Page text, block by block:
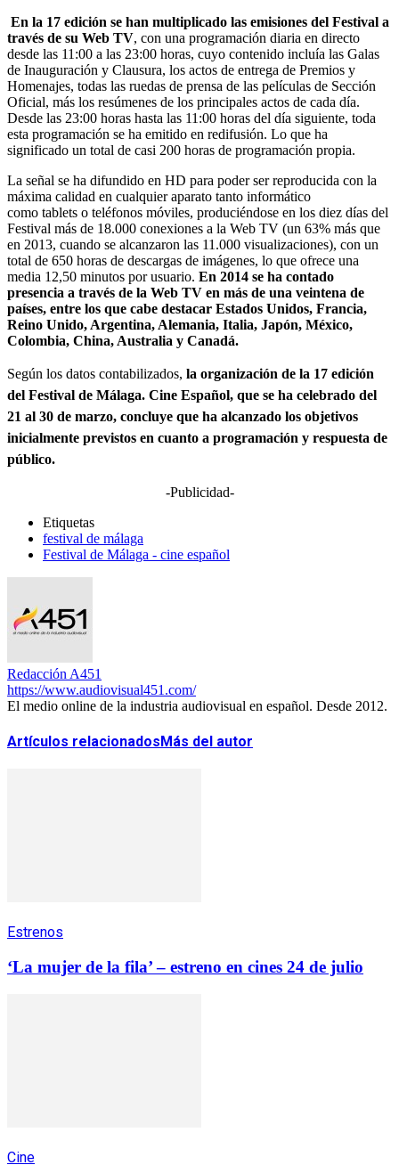
En la 17 edición se han multiplicado las emisiones del Festival a
través de su Web TV, con una programación diaria en directo
desde las 11:00 a las 23:00 horas, cuyo contenido incluía las Galas
de Inauguración y Clausura, los actos de entrega de Premios y
Homenajes, todas las ruedas de prensa de las películas de Sección
Oficial, más los resúmenes de los principales actos de cada día.
Desde las 23:00 horas hasta las 11:00 horas del día siguiente, toda
esta programación se ha emitido en redifusión. Lo que ha
significado un total de casi 200 horas de programación propia.
La señal se ha difundido en HD para poder ser reproducida con la
máxima calidad en cualquier aparato tanto informático
como tablets o teléfonos móviles, produciéndose en los diez días del
Festival más de 18.000 conexiones a la Web TV (un 63% más que
en 2013, cuando se alcanzaron las 11.000 visualizaciones), con un
total de 650 horas de descargas de imágenes, lo que ofrece una
media 12,50 minutos por usuario. En 2014 se ha contado
presencia a través de la Web TV en más de una veintena de
países, entre los que cabe destacar Estados Unidos, Francia,
Reino Unido, Argentina, Alemania, Italia, Japón, México,
Colombia, China, Australia y Canadá.
Según los datos contabilizados, la organización de la 17 edición
del Festival de Málaga. Cine Español, que se ha celebrado del
21 al 30 de marzo, concluye que ha alcanzado los objetivos
inicialmente previstos en cuanto a programación y respuesta de
público.
-Publicidad-
Etiquetas
festival de málaga
Festival de Málaga - cine español
Redacción A451
https://www.audiovisual451.com/
El medio online de la industria audiovisual en español. Desde 2012.
Artículos relacionadosMás del autor
Estrenos
‘La mujer de la fila’ – estreno en cines 24 de julio
Cine